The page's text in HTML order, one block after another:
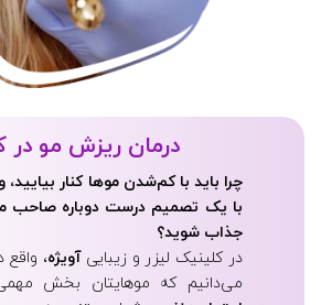
درمان ریزش مو در
چرا باید با کم‌شدن موها کنار
با یک تصمیم درست دوباره صاحب
جذاب شوید؟
در کلینیک لیزر و زیبایی آویژه، واقع
می‌دانیم که موهایتان بخش